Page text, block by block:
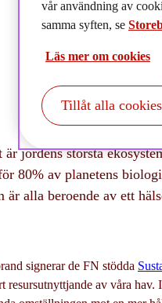
är jordens största
80% av planetens
är alla beroende av ett
signerar de FN stödda
resursutnyttjande av våra
vår användning av
samma syften, se
Läs mer om cookies
Tillåt alla cookies